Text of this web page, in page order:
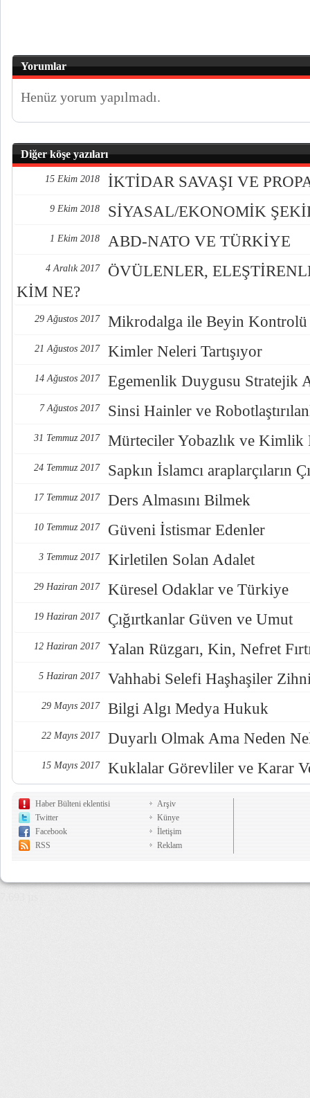
Yorumlar
Henüz yorum yapılmadı.
Diğer köşe yazıları
15 Ekim 2018 İKTİDAR SAVAŞI VE
9 Ekim 2018 SİYASAL/EKONOMİK
1 Ekim 2018 ABD-NATO VE TÜRKİYE
4 Aralık 2017
ÖVÜLENLER,
KİM NE?
29 Ağustos 2017 Mikrodalga ile Beyin Kontrolü
21 Ağustos 2017 Kimler Neleri Tartışıyor
14 Ağustos 2017 Egemenlik Duygusu Stratejik
7 Ağustos 2017 Sinsi Hainler ve
31 Temmuz 2017 Mürteciler Yobazlık ve Kimlik
24 Temmuz 2017 Sapkın İslamcı araplarçıların
17 Temmuz 2017 Ders Almasını Bilmek
10 Temmuz 2017 Güveni İstismar Edenler
3 Temmuz 2017 Kirletilen Solan Adalet
29 Haziran 2017 Küresel Odaklar ve Türkiye
19 Haziran 2017 Çığırtkanlar Güven ve Umut
12 Haziran 2017 Yalan Rüzgarı, Kin, Nefret
5 Haziran 2017 Vahhabi Selefi Haşhaşiler
29 Mayıs 2017 Bilgi Algı Medya Hukuk
22 Mayıs 2017 Duyarlı Olmak Ama Neden
15 Mayıs 2017 Kuklalar Görevliler ve Karar
Haber Bülteni eklentisi
Twitter
Facebook
RSS
Arşiv
Künye
İletişim
Reklam